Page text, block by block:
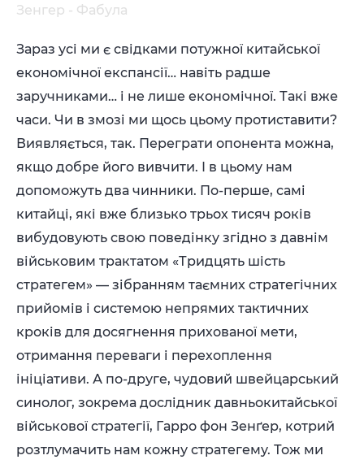
Зенгер - Фабула
Зараз усі ми є свідками потужної китайської
економічної експансії… навіть радше
заручниками… і не лише економічної. Такі вже
часи. Чи в змозі ми щось цьому протиставити?
Виявляється, так. Переграти опонента можна,
якщо добре його вивчити. І в цьому нам
допоможуть два чинники. По-перше, самі
китайці, які вже близько трьох тисяч років
вибудовують свою поведінку згідно з давнім
військовим трактатом «Тридцять шість
стратегем» — зібранням таємних стратегічних
прийомів і системою непрямих тактичних
кроків для досягнення прихованої мети,
отримання переваги і перехоплення
ініціативи. А по-друге, чудовий швейцарський
синолог, зокрема дослідник давньокитайської
військової стратегії, Гарро фон Зенґер, котрий
розтлумачить нам кожну стратегему. Тож ми